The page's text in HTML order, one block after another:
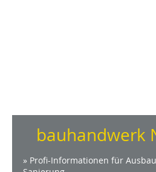
bauhandwerk
» Profi-Informationen für